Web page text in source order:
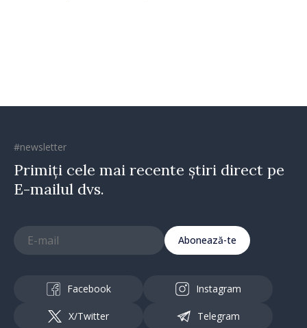
#newsletter
Primiți cele mai recente știri direct pe
E-mailul dvs.
Abonează-te
Facebook Instagram
X/Twitter Telegram